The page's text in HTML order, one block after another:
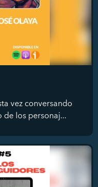
vez conversando
los personaj...